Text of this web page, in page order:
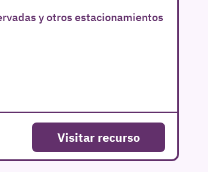
y otros estacionamientos
Visitar recurso